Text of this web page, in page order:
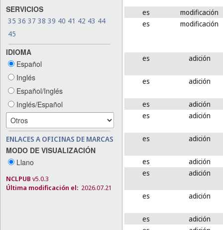
SERVICIOS
35 36 37 38 39 40 41 42 43 44
45
IDIOMA
Español
Inglés
Español/Inglés
Inglés/Español
ENLACES A OFICINAS DE MARCAS
MODO DE VISUALIZACIÓN
Llano
NCLPUB v5.0.3
Última modificación el: 2026.07.21
es
modificación
es
modificación
es adición
es adición
es
adición
es
adición
es adición
es
adición
es
adición
es adición
es
adición